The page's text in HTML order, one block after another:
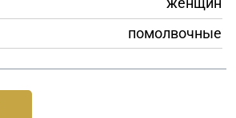
помолвочные